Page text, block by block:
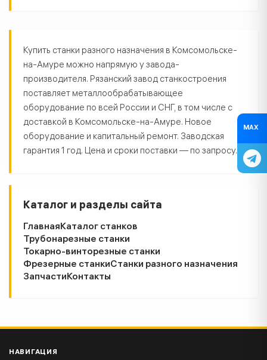
Станки разного назначения в
Купить станки разного назначения в Комсомольске-
на-Амуре можно напрямую у завода-
производителя. Рязанский завод станкостроения
поставляет металлообрабатывающее
оборудование по всей России и СНГ, в том числе с
доставкой в Комсомольске-на-Амуре. Новое
оборудование и капитальный ремонт. Заводская
гарантия 1 год. Цена и сроки поставки — по запросу.
Каталог и разделы сайта
ГлавнаяКаталог станков
Трубонарезные станки
Токарно-винторезные станки
Фрезерные станкиСтанки разного назначения
ЗапчастиКонтакты
НАВИГАЦИЯ
MAX